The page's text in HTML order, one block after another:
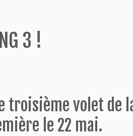
3 !
volet de
le 22 mai.